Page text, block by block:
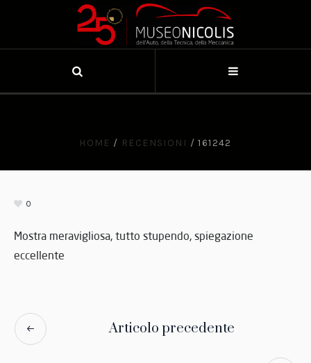
HOME / RECENSIONI / 161242
0
Mostra meravigliosa, tutto stupendo, spiegazione
eccellente
Articolo precedente